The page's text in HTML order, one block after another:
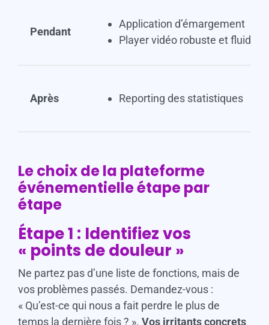
Pendant
Application d’émargement
Player vidéo robuste et fluide
Après Reporting des statistiques
Le choix de la plateforme
événementielle étape par
étape
Étape 1 : Identifiez vos
« points de douleur »
Ne partez pas d’une liste de fonctions, mais de
vos problèmes passés. Demandez-vous :
« Qu’est-ce qui nous a fait perdre le plus de
temps la dernière fois ? ». Vos irritants concrets